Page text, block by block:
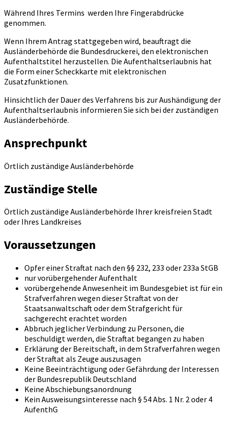
Während Ihres Termins werden Ihre Fingerabdrücke
genommen.
Wenn Ihrem Antrag stattgegeben wird, beauftragt die
Ausländerbehörde die Bundesdruckerei, den elektronischen
Aufenthaltstitel herzustellen. Die Aufenthaltserlaubnis hat
die Form einer Scheckkarte mit elektronischen
Zusatzfunktionen.
Hinsichtlich der Dauer des Verfahrens bis zur Aushändigung der
Aufenthaltserlaubnis informieren Sie sich bei der zuständigen
Ausländerbehörde.
Ansprechpunkt
Örtlich zuständige Ausländerbehörde
Zuständige Stelle
Örtlich zuständige Ausländerbehörde Ihrer kreisfreien Stadt
oder Ihres Landkreises
Voraussetzungen
Opfer einer Straftat nach den §§ 232, 233 oder 233a StGB
nur vorübergehender Aufenthalt
vorübergehende Anwesenheit im Bundesgebiet ist für ein
Strafverfahren wegen dieser Straftat von der
Staatsanwaltschaft oder dem Strafgericht für
sachgerecht erachtet worden
Abbruch jeglicher Verbindung zu Personen, die
beschuldigt werden, die Straftat begangen zu haben
Erklärung der Bereitschaft, in dem Strafverfahren wegen
der Straftat als Zeuge auszusagen
Keine Beeinträchtigung oder Gefährdung der Interessen
der Bundesrepublik Deutschland
Keine Abschiebungsanordnung
Kein Ausweisungsinteresse nach § 54 Abs. 1 Nr. 2 oder 4
AufenthG